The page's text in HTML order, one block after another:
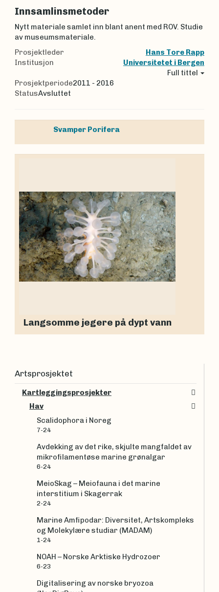
Innsamlinsmetoder
Nytt materiale samlet inn blant anent med ROV. Studie
av museumsmateriale.
Prosjektleder
Hans Tore Rapp
Institusjon
Universitetet i Bergen
Full tittel
Prosjektperiode2011 - 2016
StatusAvsluttet
Svamper Porifera
Langsomme jegere på dypt vann
Artsprosjektet
Kartleggingsprosjekter
Hav
Scalidophora i Noreg
7-24
Avdekking av det rike, skjulte mangfaldet av
mikrofilamentøse marine grønalgar
6-24
MeioSkag – Meiofauna i det marine
interstitium i Skagerrak
2-24
Marine Amfipodar: Diversitet, Artskompleks
og Molekylære studiar (MADAM)
1-24
NOAH – Norske Arktiske Hydrozoer
6-23
Digitalisering av norske bryozoa